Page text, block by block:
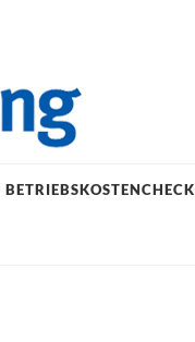
BETRIEBSKOSTENCHECK